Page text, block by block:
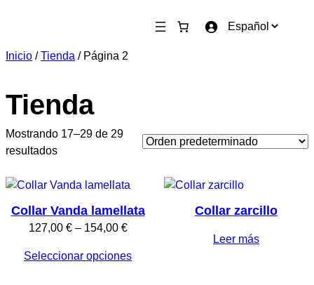
E
n
o
a
Inicio /Tienda / Página 2
Tienda
Mostrando 17–29 de 29
resultados
Collar Vanda lamellata
127,00 € – 154,00 €Rango
precios:
Seleccionar opciones
Collar zarcillo
Leer más